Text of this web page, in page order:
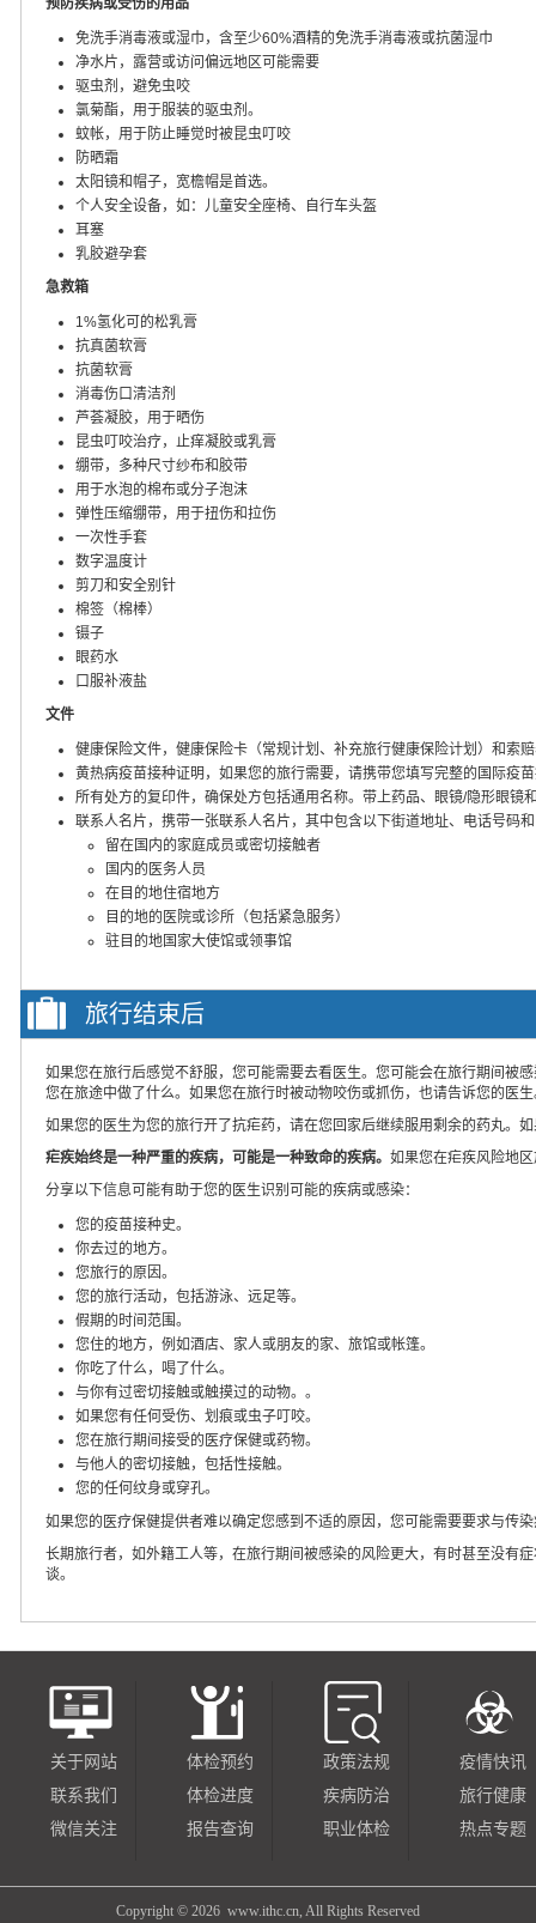
免洗手消毒液或湿巾，含至少60%酒精的免洗手消毒液或抗菌湿巾
净水片，露营或访问偏远地区可能需要
驱虫剂，避免虫咬
氯菊酯，用于服装的驱虫剂。
蚊帐，用于防止睡觉时被昆虫叮咬
防晒霜
太阳镜和帽子，宽檐帽是首选。
个人安全设备，如：儿童安全座椅、自行车头盔
耳塞
乳胶避孕套
急救箱
1%氢化可的松乳膏
抗真菌软膏
抗菌软膏
消毒伤口清洁剂
芦荟凝胶，用于晒伤
昆虫叮咬治疗，止痒凝胶或乳膏
绷带，多种尺寸纱布和胶带
用于水泡的棉布或分子泡沫
弹性压缩绷带，用于扭伤和拉伤
一次性手套
数字温度计
剪刀和安全别针
棉签（棉棒）
镊子
眼药水
口服补液盐
文件
健康保险文件，健康保险卡（常规计划、补充旅行健康保险计划）和索
黄热病疫苗接种证明，如果您的旅行需要，请携带您填写完整的国际疫
所有处方的复印件，确保处方包括通用名称。带上药品、眼镜/隐形眼镜
联系人名片，携带一张联系人名片，其中包含以下街道地址、电话号码
留在国内的家庭成员或密切接触者
国内的医务人员
在目的地住宿地方
目的地的医院或诊所（包括紧急服务）
驻目的地国家大使馆或领事馆
旅行结束后
如果您在旅行后感觉不舒服，您可能需要去看医生。您可能会在旅行期间被
您在旅途中做了什么。如果您在旅行时被动物咬伤或抓伤，也请告诉您的医
如果您的医生为您的旅行开了抗疟药，请在您回家后继续服用剩余的药丸。
疟疾始终是一种严重的疾病，可能是一种致命的疾病。 如果您在疟疾风险地
分享以下信息可能有助于您的医生识别可能的疾病或感染：
您的疫苗接种史。
你去过的地方。
您旅行的原因。
您的旅行活动，包括游泳、远足等。
假期的时间范围。
您住的地方，例如酒店、家人或朋友的家、旅馆或帐篷。
你吃了什么，喝了什么。
与你有过密切接触或触摸过的动物。。
如果您有任何受伤、划痕或虫子叮咬。
您在旅行期间接受的医疗保健或药物。
与他人的密切接触，包括性接触。
您的任何纹身或穿孔。
如果您的医疗保健提供者难以确定您感到不适的原因，您可能需要要求与传
长期旅行者，如外籍工人等，在旅行期间被感染的风险更大，有时甚至没有
谈。
关于网站
联系我们
微信关注
体检预约
体检进度
报告查询
政策法规
疾病防治
职业体检
疫情快讯
旅行健康
热点专题
Copyright © 2026 www.ithc.cn, All Rights Reserved